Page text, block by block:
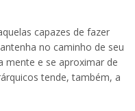
capazes de fazer
no caminho de seu
mente e se aproximar de
tende, também, a